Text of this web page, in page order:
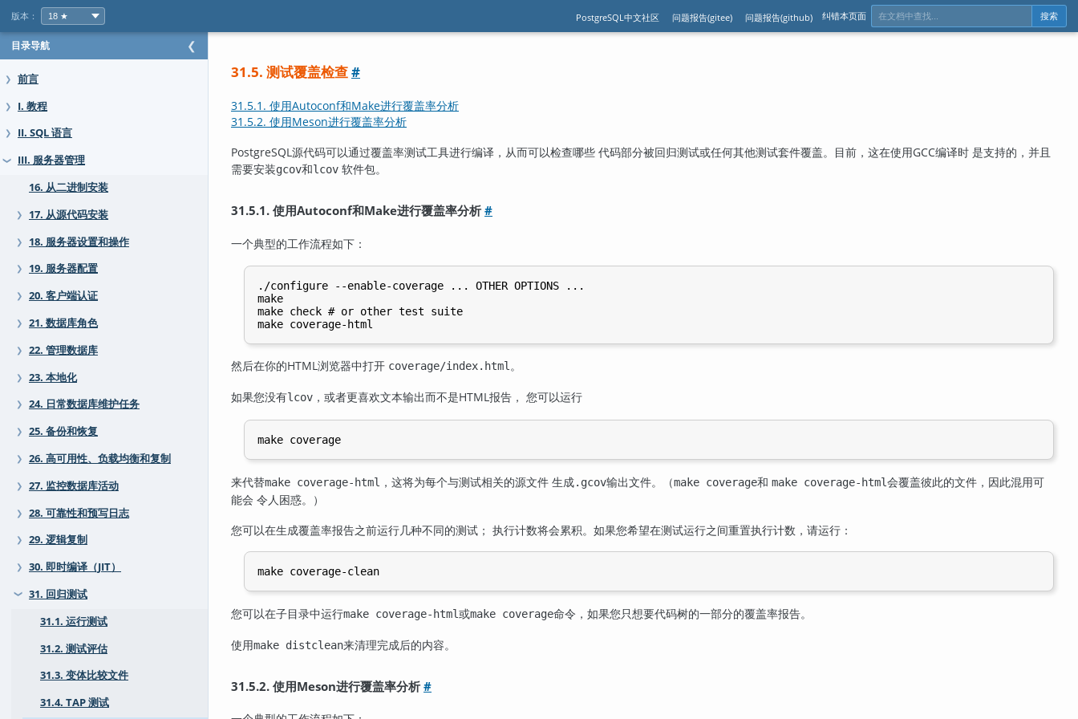
版本： PostgreSQL中文社区 问题报告(gitee) 问题报告(github) 纠错本页面 搜索
目录导航 ❮
❯ 前言
❯ I. 教程
❯ II. SQL 语言
❯
III. 服务器管理
16. 从二进制安装
❯ 17. 从源代码安装
❯ 18. 服务器设置和操作
❯ 19. 服务器配置
❯ 20. 客户端认证
❯ 21. 数据库角色
❯ 22. 管理数据库
❯ 23. 本地化
❯ 24. 日常数据库维护任务
❯ 25. 备份和恢复
❯ 26. 高可用性、负载均衡和复制
❯ 27. 监控数据库活动
❯ 28. 可靠性和预写日志
❯ 29. 逻辑复制
❯ 30. 即时编译（JIT）
❯
31. 回归测试
31.1. 运行测试
31.2. 测试评估
31.3. 变体比较文件
31.4. TAP 测试
31.5. 测试覆盖检查#
31.5.1. 使用Autoconf和Make进行覆盖率分析
31.5.2. 使用Meson进行覆盖率分析
PostgreSQL源代码可以通过覆盖率测试工具进行编译，从而可以检查哪些 代码部分被回归测试或任何其他测试套件覆盖。目前，这在使用GCC编译时 是支持的，并且
需要安装gcov和lcov 软件包。
31.5.1. 使用Autoconf和Make进行覆盖率分析#
一个典型的工作流程如下：
./configure --enable-coverage ... OTHER OPTIONS ...
make
make check # or other test suite
然后在你的HTML浏览器中打开 coverage/index.html。
如果您没有lcov ，或者更喜欢文本输出而不是HTML报告， 您可以运行
来代替make coverage-html ，这将为每个与测试相关的源文件 生成.gcov输出文件。（make coverage和 make coverage-html会覆盖彼此的文件，因此混用可
能会 令人困惑。）
您可以在生成覆盖率报告之前运行几种不同的测试； 执行计数将会累积。如果您希望在测试运行之间重置执行计数，请运行：
您可以在子目录中运行make coverage-html或make coverage命令，如果您只想要代码树的一部分的覆盖率报告。
使用make distclean来清理完成后的内容。
31.5.2. 使用Meson进行覆盖率分析#